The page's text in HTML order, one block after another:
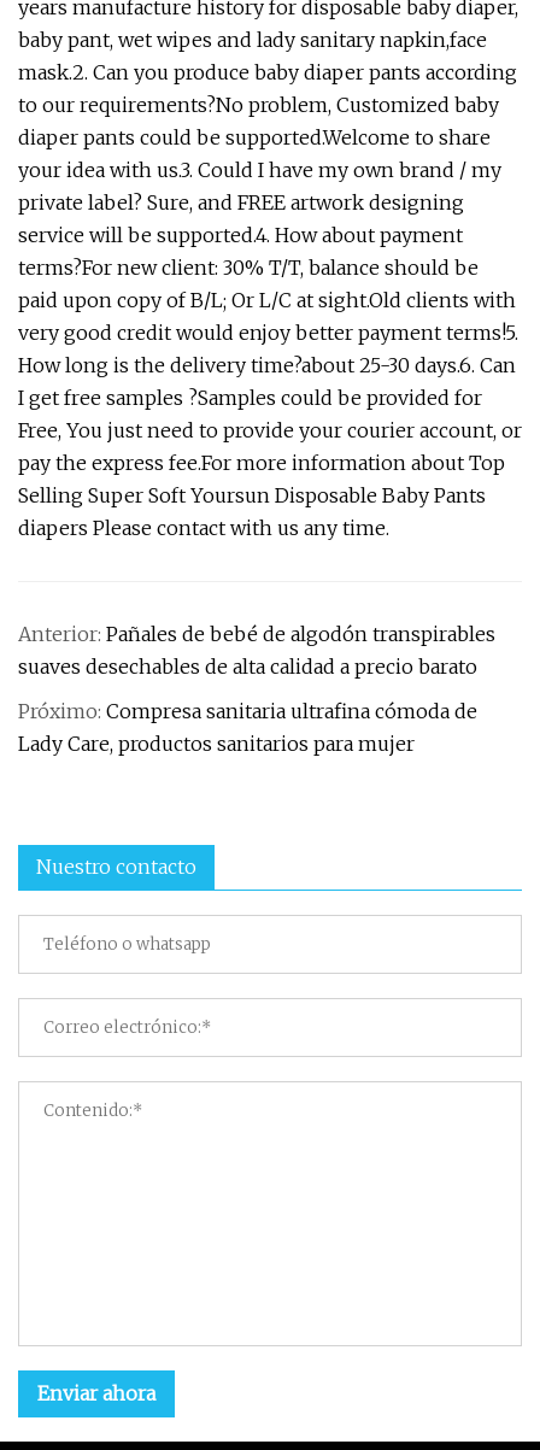
years manufacture history for disposable baby diaper,
baby pant, wet wipes and lady sanitary napkin,face
mask.2. Can you produce baby diaper pants according
to our requirements?No problem, Customized baby
diaper pants could be supported.Welcome to share
your idea with us.3. Could I have my own brand / my
private label? Sure, and FREE artwork designing
service will be supported.4. How about payment
terms?For new client: 30% T/T, balance should be
paid upon copy of B/L; Or L/C at sight.Old clients with
very good credit would enjoy better payment terms!5.
How long is the delivery time?about 25-30 days.6. Can
I get free samples ?Samples could be provided for
Free, You just need to provide your courier account, or
pay the express fee.For more information about Top
Selling Super Soft Yoursun Disposable Baby Pants
diapers Please contact with us any time.
Anterior: Pañales de bebé de algodón transpirables
suaves desechables de alta calidad a precio barato
Próximo: Compresa sanitaria ultrafina cómoda de
Lady Care, productos sanitarios para mujer
Nuestro contacto
Enviar ahora